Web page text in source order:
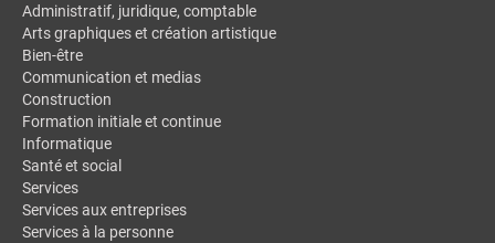
Administratif, juridique, comptable
Arts graphiques et création artistique
Bien-être
Communication et medias
Construction
Formation initiale et continue
Informatique
Santé et social
Services
Services aux entreprises
Services à la personne